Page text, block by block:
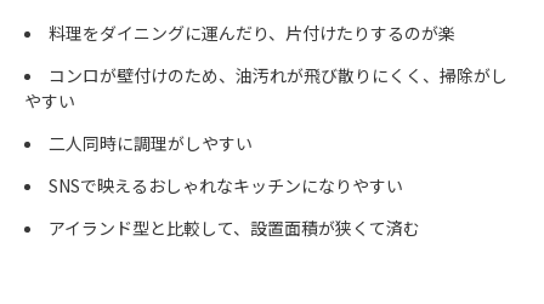
料理をダイニングに運んだり、片付けたりするのが楽
コンロが壁付けのため、油汚れが飛び散りにくく、掃除がし
やすい
二人同時に調理がしやすい
SNSで映えるおしゃれなキッチンになりやすい
アイランド型と比較して、設置面積が狭くて済む